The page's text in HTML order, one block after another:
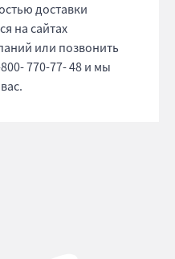
доставки
на сайтах
или позвонить
770-77- 48 и мы